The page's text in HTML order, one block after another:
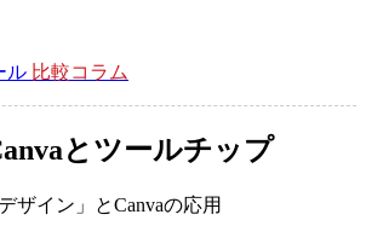
ル 比較コラム
とツールチップ
ザイン」とCanvaの応用